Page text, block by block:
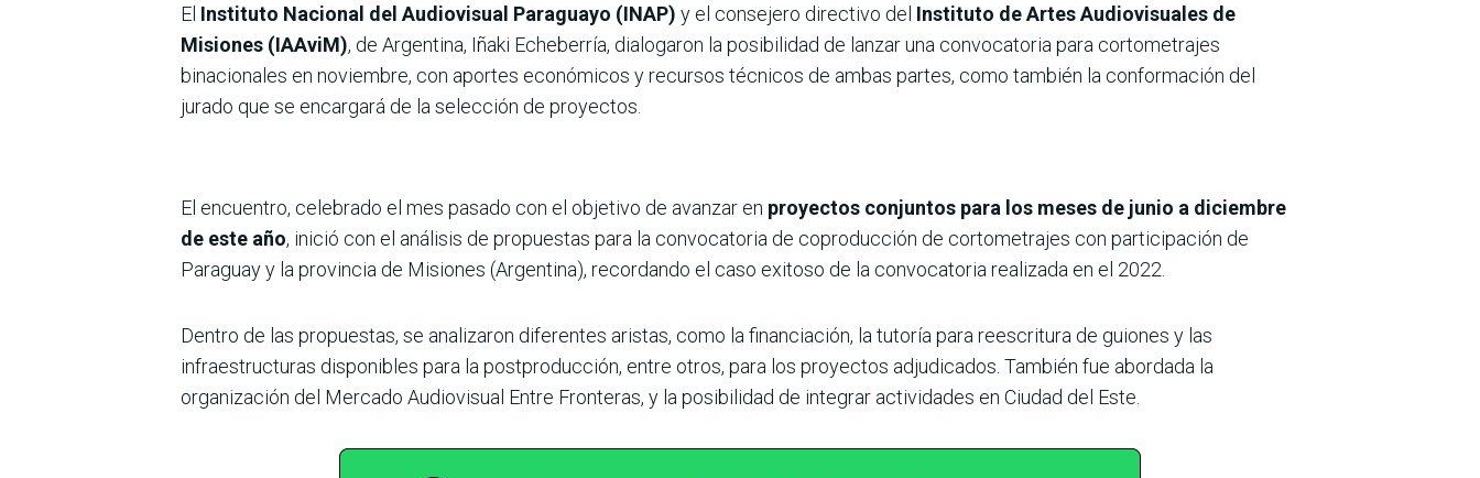
El Instituto Nacional del Audiovisual Paraguayo (INAP) y el consejero directivo del Instituto de Artes Audiovisuales de
Misiones (IAAviM), de Argentina, Iñaki Echeberría, dialogaron la posibilidad de lanzar una convocatoria para cortometrajes
binacionales en noviembre, con aportes económicos y recursos técnicos de ambas partes, como también la conformación del
jurado que se encargará de la selección de proyectos.
El encuentro, celebrado el mes pasado con el objetivo de avanzar en proyectos conjuntos para los meses de junio a diciembre
de este año, inició con el análisis de propuestas para la convocatoria de coproducción de cortometrajes con participación de
Paraguay y la provincia de Misiones (Argentina), recordando el caso exitoso de la convocatoria realizada en el 2022.
Dentro de las propuestas, se analizaron diferentes aristas, como la financiación, la tutoría para reescritura de guiones y las
infraestructuras disponibles para la postproducción, entre otros, para los proyectos adjudicados. También fue abordada la
organización del Mercado Audiovisual Entre Fronteras, y la posibilidad de integrar actividades en Ciudad del Este.